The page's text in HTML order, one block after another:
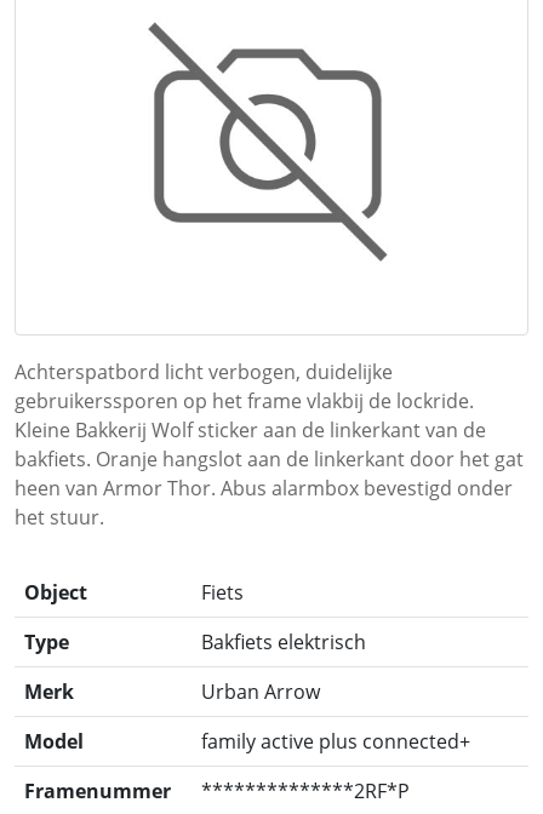
Achterspatbord licht verbogen, duidelijke
gebruikerssporen op het frame vlakbij de lockride.
Kleine Bakkerij Wolf sticker aan de linkerkant van de
bakfiets. Oranje hangslot aan de linkerkant door het gat
heen van Armor Thor. Abus alarmbox bevestigd onder
het stuur.
Object
Fiets
Type
Bakfiets elektrisch
Merk
Urban Arrow
Model
family active plus connected+
Framenummer
**************2RF*P